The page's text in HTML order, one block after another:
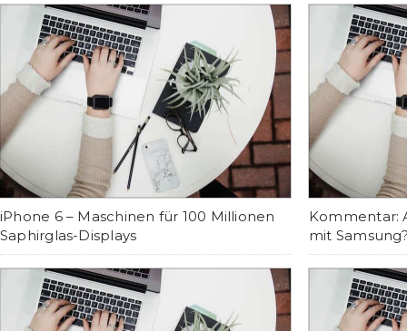
iPhone 6 – Maschinen für 100 Millionen
Saphirglas-Displays
Kommentar:
mit